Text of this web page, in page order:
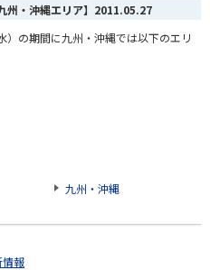
・沖縄エリア】 2011.05.27
の期間に九州・沖縄では以下のエリ
九州・沖縄
情報